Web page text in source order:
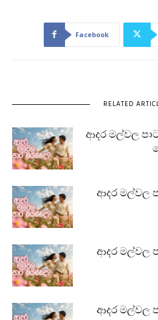
Facebook
RELATED
ආදර මල්වල
ආදර මල්වල
ආදර මල්වල
ආදර මල්වල